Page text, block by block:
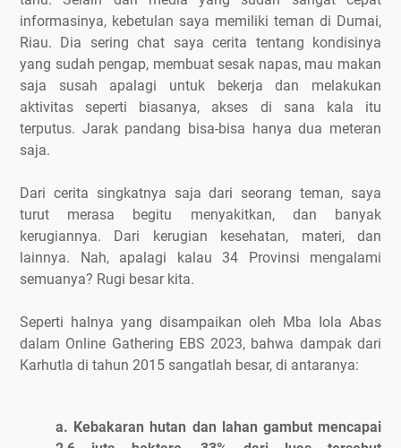
informasinya, kebetulan saya memiliki teman di Dumai,
Riau. Dia sering chat saya cerita tentang kondisinya
yang sudah pengap, membuat sesak napas, mau makan
saja susah apalagi untuk bekerja dan melakukan
aktivitas seperti biasanya, akses di sana kala itu
terputus. Jarak pandang bisa-bisa hanya dua meteran
saja.
Dari cerita singkatnya saja dari seorang teman, saya
turut merasa begitu menyakitkan, dan banyak
kerugiannya. Dari kerugian kesehatan, materi, dan
lainnya. Nah, apalagi kalau 34 Provinsi mengalami
semuanya? Rugi besar kita.
Seperti halnya yang disampaikan oleh Mba Iola Abas
dalam Online Gathering EBS 2023, bahwa dampak dari
Karhutla di tahun 2015 sangatlah besar, di antaranya:
a. Kebakaran hutan dan lahan gambut mencapai